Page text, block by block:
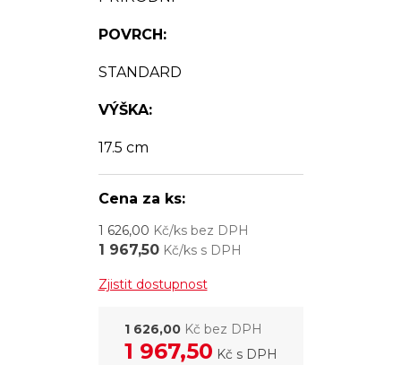
POVRCH:
STANDARD
VÝŠKA:
17.5 cm
Cena za ks:
1 626,00 Kč/ks bez DPH
1 967,50Kč/ks s DPH
Zjistit dostupnost
1 626,00Kč bez DPH
1 967,50 Kč s DPH